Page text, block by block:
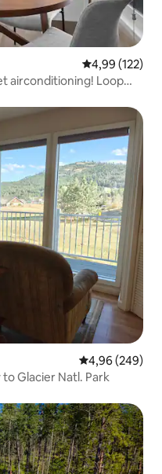
Gemiddelde
4,99 (122)
airconditioning! Loop
Gemiddelde
4,96 (249)
Glacier Natl. Park